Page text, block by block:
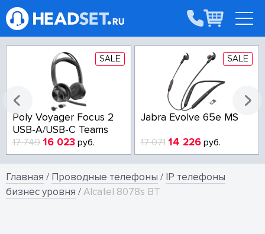
SALE
Poly Voyager Focus 2
USB-A/USB-C Teams
17 749 16 023 руб.
SALE
Jabra Evolve 65e MS
17 071 14 226руб.
Главная / Проводные телефоны / IP телефоны
бизнес уровня /Alcatel 8078s BT